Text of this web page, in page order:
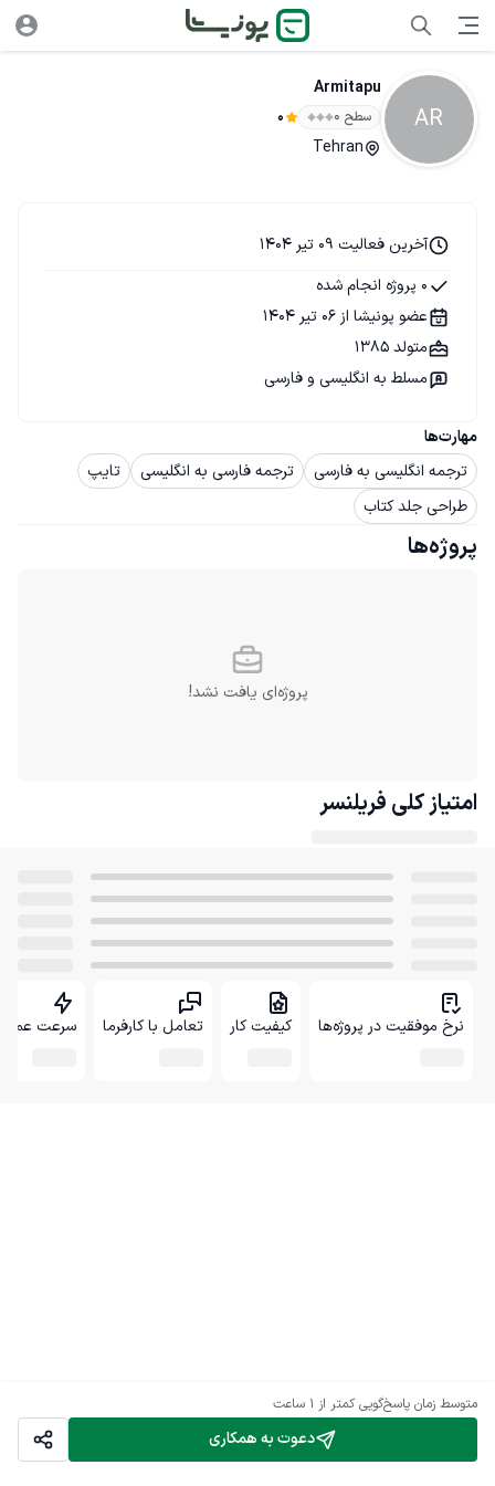
AR
Armitapu
سطح ۰ 0
Tehran
دعوت به همکاری
متوسط زمان پاسخ‌گویی کمتر از 1 ساعت
مهارت‌ها
ترجمه انگلیسی به فارسی
ترجمه فارسی به انگلیسی
تایپ
طراحی جلد کتاب
آخرین فعالیت 09 تیر 1404
0 پروژه انجام شده
عضو پونیشا از 06 تیر 1404
متولد 1385
مسلط به انگلیسی و فارسی
پروژه‌ها
پروژه‌ای یافت نشد!
امتیاز کلی فریلنسر
نرخ موفقیت در پروژه‌ها کیفیت کار تعامل با کارفرما سرعت عمل